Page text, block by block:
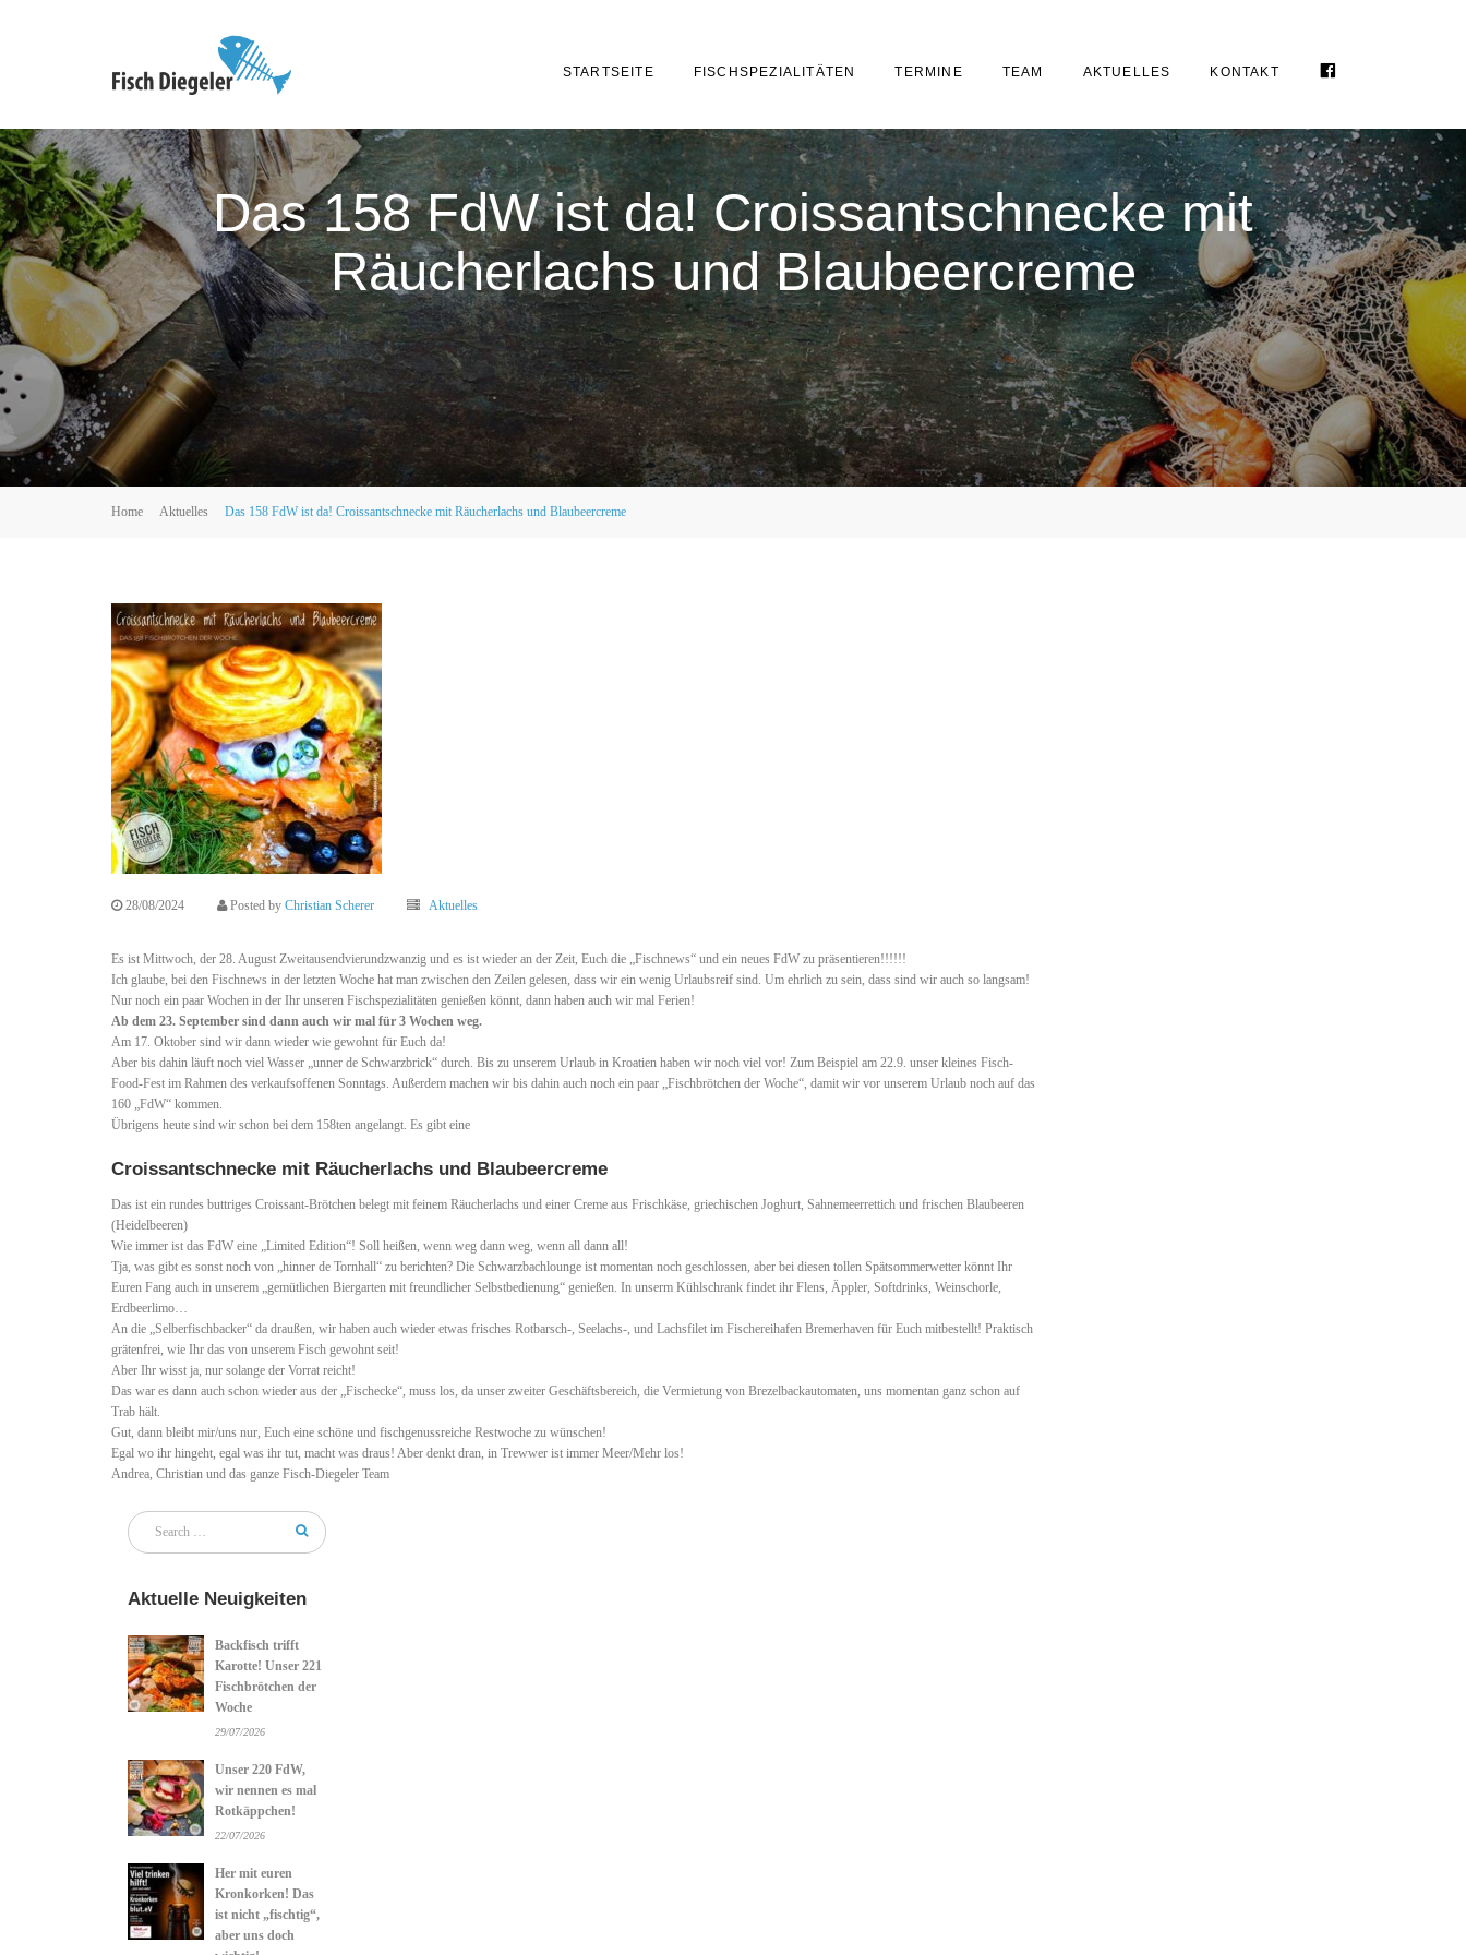
STARTSEITE FISCHSPEZIALITÄTEN TERMINE TEAM AKTUELLES KONTAKT
Das 158 FdW ist da! Croissantschnecke mit
Räucherlachs und Blaubeercreme
Home Aktuelles Das 158 FdW ist da! Croissantschnecke mit Räucherlachs und Blaubeercreme
28/08/2024 Posted by Christian Scherer Aktuelles
Es ist Mittwoch, der 28. August Zweitausendvierundzwanzig und es ist wieder an der Zeit, Euch die „Fischnews“ und ein neues FdW zu präsentieren!!!!!!
Ich glaube, bei den Fischnews in der letzten Woche hat man zwischen den Zeilen gelesen, dass wir ein wenig Urlaubsreif sind. Um ehrlich zu sein, dass sind wir auch so langsam!
Nur noch ein paar Wochen in der Ihr unseren Fischspezialitäten genießen könnt, dann haben auch wir mal Ferien!
Ab dem 23. September sind dann auch wir mal für 3 Wochen weg.
Am 17. Oktober sind wir dann wieder wie gewohnt für Euch da!
Aber bis dahin läuft noch viel Wasser „unner de Schwarzbrick“ durch. Bis zu unserem Urlaub in Kroatien haben wir noch viel vor! Zum Beispiel am 22.9. unser kleines Fisch-
Food-Fest im Rahmen des verkaufsoffenen Sonntags. Außerdem machen wir bis dahin auch noch ein paar „Fischbrötchen der Woche“, damit wir vor unserem Urlaub noch auf das
160 „FdW“ kommen.
Übrigens heute sind wir schon bei dem 158ten angelangt. Es gibt eine
Croissantschnecke mit Räucherlachs und Blaubeercreme
Das ist ein rundes buttriges Croissant-Brötchen belegt mit feinem Räucherlachs und einer Creme aus Frischkäse, griechischen Joghurt, Sahnemeerrettich und frischen Blaubeeren
(Heidelbeeren)
Wie immer ist das FdW eine „Limited Edition“! Soll heißen, wenn weg dann weg, wenn all dann all!
Tja, was gibt es sonst noch von „hinner de Tornhall“ zu berichten? Die Schwarzbachlounge ist momentan noch geschlossen, aber bei diesen tollen Spätsommerwetter könnt Ihr
Euren Fang auch in unserem „gemütlichen Biergarten mit freundlicher Selbstbedienung“ genießen. In unserm Kühlschrank findet ihr Flens, Äppler, Softdrinks, Weinschorle,
Erdbeerlimo…
An die „Selberfischbacker“ da draußen, wir haben auch wieder etwas frisches Rotbarsch-, Seelachs-, und Lachsfilet im Fischereihafen Bremerhaven für Euch mitbestellt! Praktisch
grätenfrei, wie Ihr das von unserem Fisch gewohnt seit!
Aber Ihr wisst ja, nur solange der Vorrat reicht!
Das war es dann auch schon wieder aus der „Fischecke“, muss los, da unser zweiter Geschäftsbereich, die Vermietung von Brezelbackautomaten, uns momentan ganz schon auf
Trab hält.
Gut, dann bleibt mir/uns nur, Euch eine schöne und fischgenussreiche Restwoche zu wünschen!
Egal wo ihr hingeht, egal was ihr tut, macht was draus! Aber denkt dran, in Trewwer ist immer Meer/Mehr los!
Andrea, Christian und das ganze Fisch-Diegeler Team
Aktuelle Neuigkeiten
Backfisch trifft
Karotte! Unser 221
Fischbrötchen der
Woche
29/07/2026
Unser 220 FdW,
wir nennen es mal
Rotkäppchen!
22/07/2026
Her mit euren
Kronkorken! Das
ist nicht „fischtig“,
aber uns doch